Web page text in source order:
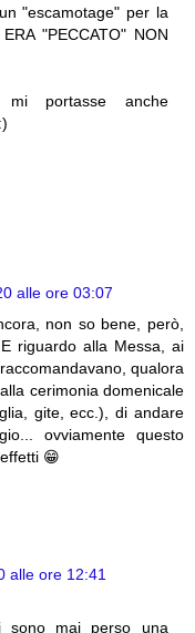
"escamotage" per la
"PECCATO" NON
portasse anche
alle ore 03:07
non so bene, però,
riguardo alla Messa, ai
qualora
cerimonia domenicale
gite, ecc.), di andare
ovviamente questo
😁
alle ore 12:41
sono mai perso una